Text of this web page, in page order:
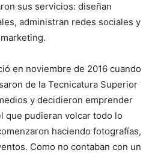
sus servicios: diseñan
administran redes sociales y
en noviembre de 2016 cuando
de la Tecnicatura Superior
y decidieron emprender
que pudieran volcar todo lo
haciendo fotografías,
Como no contaban con un